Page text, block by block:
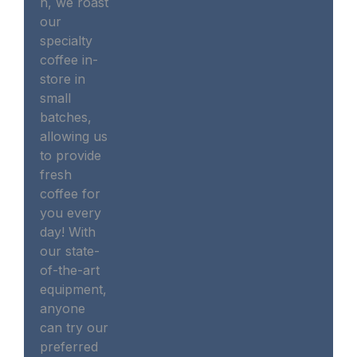
our
specialty
coffee in-
store in
small
batches,
allowing us
to provide
fresh
coffee for
you every
day! With
our state-
of-the-art
equipment,
anyone
can try our
preferred